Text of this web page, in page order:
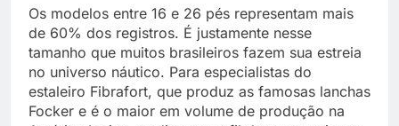
Os modelos entre 16 e 26 pés representam mais
de 60% dos registros. É justamente nesse
tamanho que muitos brasileiros fazem sua estreia
no universo náutico. Para especialistas do
estaleiro Fibrafort, que produz as famosas lanchas
Focker e é o maior em volume de produção na